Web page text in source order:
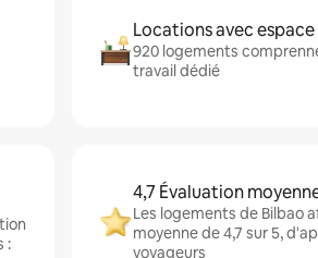
Locations avec
920 logements
travail dédié
:
4,7 Évaluation
Les logements de Bilbao
moyenne de 4,7 sur 5,
voyageurs